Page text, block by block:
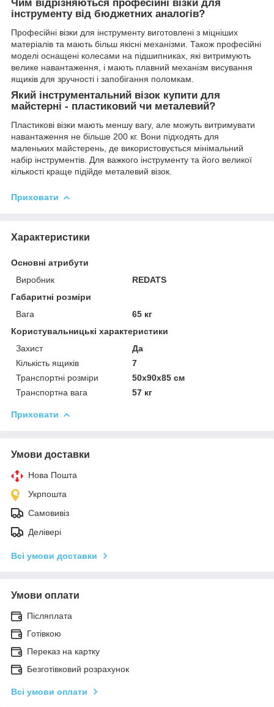
Чим відрізняються професійні візки для
інструменту від бюджетних аналогів?
Професійні візки для інструменту виготовлені з міцніших
матеріалів та мають більш якісні механізми. Також професійні
моделі оснащені колесами на підшипниках, які витримують
велике навантаження, і мають плавний механізм висування
ящиків для зручності і запобігання поломкам.
Який інструментальний візок купити для
майстерні - пластиковий чи металевий?
Пластикові візки мають меншу вагу, але можуть витримувати
навантаження не більше 200 кг. Вони підходять для
маленьких майстерень, де використовується мінімальний
набір інструментів. Для важкого інструменту та його великої
кількості краще підійде металевий візок.
Приховати
Характеристики
Основні атрибути
Виробник
REDATS
Габаритні розміри
Вага
65 кг
Користувальницькі характеристики
Захист
Да
Кількість ящиків
7
Транспортні розміри
50x90x85 см
Транспортна вага
57 кг
Приховати
Умови доставки
Нова Пошта
Укрпошта
Самовивіз
Делівері
Всі умови доставки
Умови оплати
Післяплата
Готівкою
Переказ на картку
Безготівковий розрахунок
Всі умови оплати